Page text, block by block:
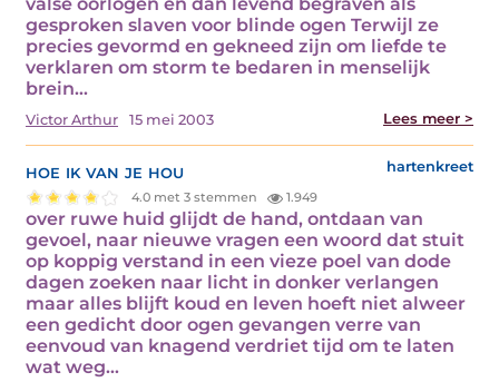
gesproken slaven voor blinde ogen Terwijl ze
precies gevormd en gekneed zijn om liefde te
verklaren om storm te bedaren in menselijk
brein…
Victor Arthur 15 mei 2003 Lees meer >
hoe ik van je hou hartenkreet
4.0 met 3 stemmen 1.949
over ruwe huid glijdt de hand, ontdaan van
gevoel, naar nieuwe vragen een woord dat stuit
op koppig verstand in een vieze poel van dode
dagen zoeken naar licht in donker verlangen
maar alles blijft koud en leven hoeft niet alweer
een gedicht door ogen gevangen verre van
eenvoud van knagend verdriet tijd om te laten
wat weg…